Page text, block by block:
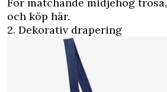
För matchande midjehög trosa,
och köp här.
2. Dekorativ drapering